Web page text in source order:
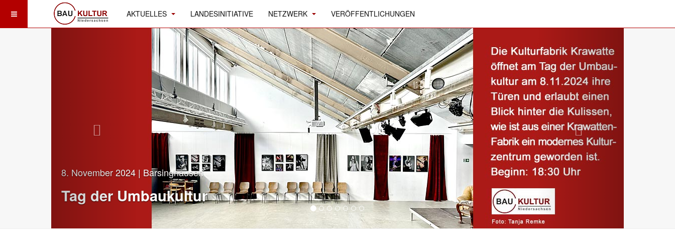
AKTUELLES LANDESINITIATIVE NETZWERK VERÖFFENTLICHUNGEN
8. November 2024 | Barsinghausen
Tag der Umbaukultur